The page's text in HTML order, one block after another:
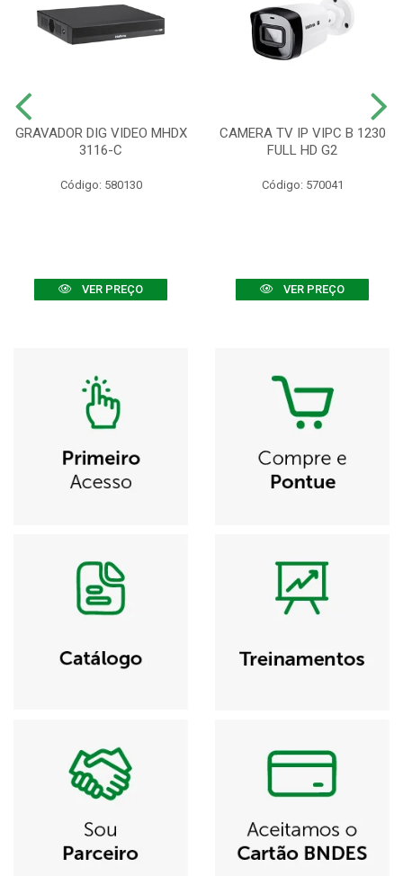
GRAVADOR DIG VIDEO MHDX
3116-C
Código: 580130
VER PREÇO
CAMERA TV IP VIPC B 1230
FULL HD G2
Código: 570041
VER PREÇO